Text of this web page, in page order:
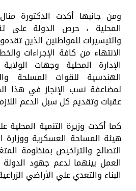
ومن جانبها أكدت الدكتورة
المحلية ، حرص الدولة على
والتيسيرات للمواطنين الذين
الانتهاء من كافة الإجراءات
الإدارة المحلية وجهات
الهندسية للقوات المسلحة
لمضاعفة نسب الإنجاز في هذا
عقبات وتقديم كل سبل الدعم
كما أكدت وزيرة التنمية
هيئة المساحة العسكرية
التصالح والتراخيص بمنظومة
العمل بينهما لدعم جهود
البناء والتعدي علي الأراضي